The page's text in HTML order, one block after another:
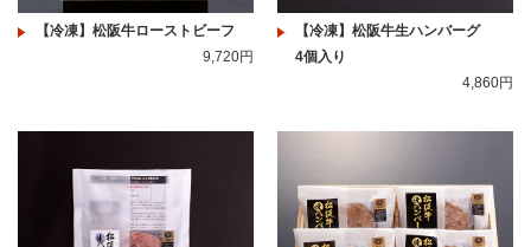
【冷凍】松阪牛ローストビーフ
9,720円
【冷凍】松阪牛生ハンバーグ
4個入り
4,860円